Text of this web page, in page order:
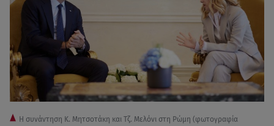
Η συνάντηση Κ. Μητσοτάκη και Τζ. Μελόνι στη Ρώμη (φωτογραφία